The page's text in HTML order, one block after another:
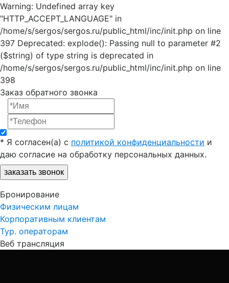
Warning: Undefined array key
"HTTP_ACCEPT_LANGUAGE" in
/home/s/sergos/sergos.ru/public_html/inc/init.php on line
397 Deprecated: explode(): Passing null to parameter #2
($string) of type string is deprecated in
/home/s/sergos/sergos.ru/public_html/inc/init.php on line
398
Заказ обратного звонка
* Я согласен(a) с политикой конфиденциальности и
даю согласие на обработку персональных данных.
заказать звонок
Бронирование
Физическим лицам
Корпоративным клиентам
Тур. операторам
Веб трансляция